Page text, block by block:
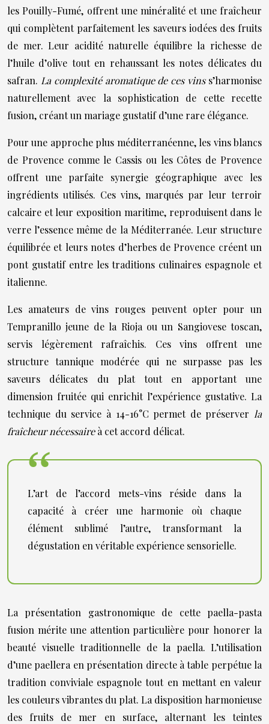
les Pouilly-Fumé, offrent une minéralité et une fraîcheur
qui complètent parfaitement les saveurs iodées des fruits
de mer. Leur acidité naturelle équilibre la richesse de
l’huile d’olive tout en rehaussant les notes délicates du
safran. La complexité aromatique de ces vinss’harmonise
naturellement avec la sophistication de cette recette
fusion, créant un mariage gustatif d’une rare élégance.
Pour une approche plus méditerranéenne, les vins blancs
de Provence comme le Cassis ou les Côtes de Provence
offrent une parfaite synergie géographique avec les
ingrédients utilisés. Ces vins, marqués par leur terroir
calcaire et leur exposition maritime, reproduisent dans le
verre l’essence même de la Méditerranée. Leur structure
équilibrée et leurs notes d’herbes de Provence créent un
pont gustatif entre les traditions culinaires espagnole et
italienne.
Les amateurs de vins rouges peuvent opter pour un
Tempranillo jeune de la Rioja ou un Sangiovese toscan,
servis légèrement rafraîchis. Ces vins offrent une
structure tannique modérée qui ne surpasse pas les
saveurs délicates du plat tout en apportant une
dimension fruitée qui enrichit l’expérience gustative. La
technique du service à 14-16°C permet de préserver la
fraîcheur nécessaireà cet accord délicat.
L’art de l’accord mets-vins réside dans la
capacité à créer une harmonie où chaque
élément sublimé l’autre, transformant la
dégustation en véritable expérience sensorielle.
La présentation gastronomique de cette paella-pasta
fusion mérite une attention particulière pour honorer la
beauté visuelle traditionnelle de la paella. L’utilisation
d’une paellera en présentation directe à table perpétue la
tradition conviviale espagnole tout en mettant en valeur
les couleurs vibrantes du plat. La disposition harmonieuse
des fruits de mer en surface, alternant les teintes